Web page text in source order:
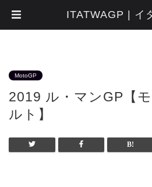
MotoGP
2019 ル・マンGP【
ルト】
ITATWAGP | イ